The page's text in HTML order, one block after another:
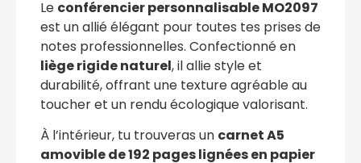
Le conférencier personnalisable MO2097
est un allié élégant pour toutes tes prises de
notes professionnelles. Confectionné en
liège rigide naturel, il allie style et
durabilité, offrant une texture agréable au
toucher et un rendu écologique valorisant.
À l’intérieur, tu trouveras un carnet A5
amovible de 192 pages lignées en papier